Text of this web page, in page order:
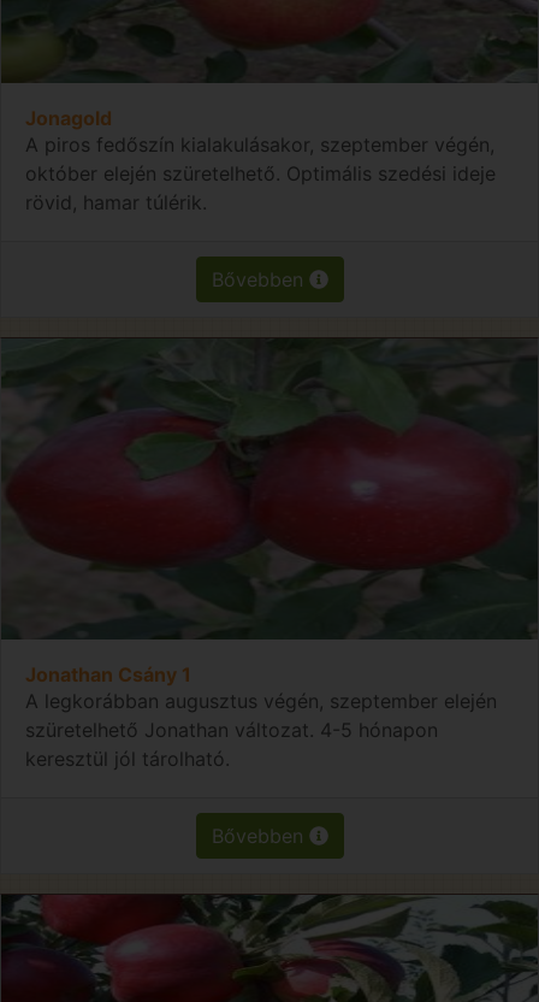
Jonagold
A piros fedőszín kialakulásakor, szeptember végén,
október elején szüretelhető. Optimális szedési ideje
rövid, hamar túlérik.
Bővebben
Jonathan Csány 1
A legkorábban augusztus végén, szeptember elején
szüretelhető Jonathan változat. 4-5 hónapon
keresztül jól tárolható.
Bővebben